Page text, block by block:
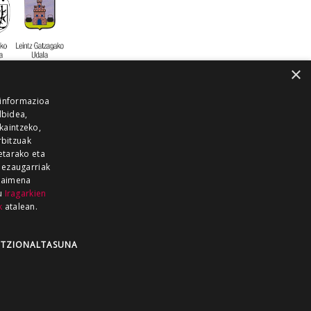
GUKA
GUKA ZUMAIA GUKA
×
eta
Iragarkien
atalean.